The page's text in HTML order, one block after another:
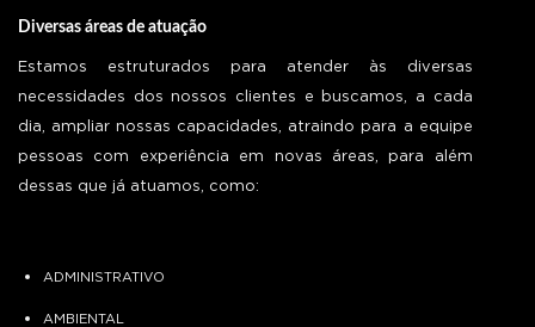
Diversas áreas de atuação
Estamos estruturados para atender às diversas
necessidades dos nossos clientes e buscamos, a cada
dia, ampliar nossas capacidades, atraindo para a equipe
pessoas com experiência em novas áreas, para além
dessas que já atuamos, como:
ADMINISTRATIVO
AMBIENTAL